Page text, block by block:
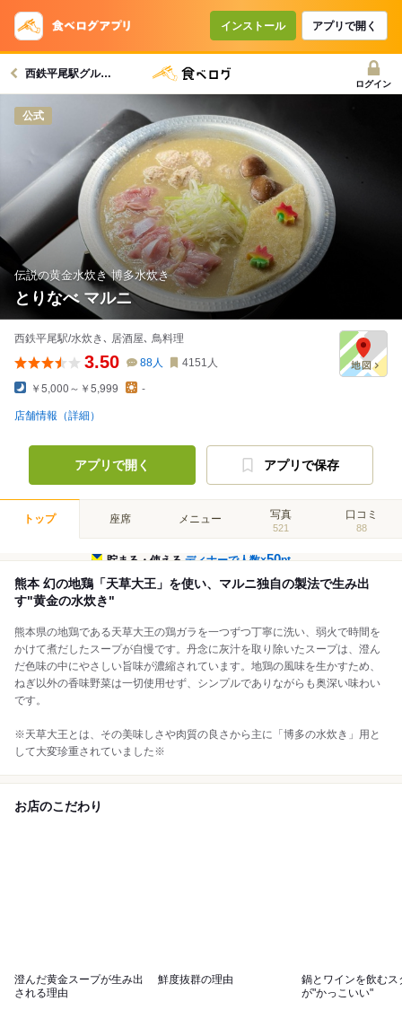
インストール アプリで開く
西鉄平尾駅グルメへ
ログイン
公式
伝説の黄金水炊き 博多水炊き
とりなべ マルニ
西鉄平尾駅/水炊き､ 居酒屋､ 鳥料理
3.50 88人 4151 人
￥5,000～￥5,999 -
店舗情報（詳細）
アプリで開く アプリで保存
トップ 座席 メニュー 写真
521
口コミ
88
貯まる・使えるディナーで人数×50pt
熊本 幻の地鶏「天草大王」を使い、マルニ独自の製法で生み出
す"黄金の水炊き"
熊本県の地鶏である天草大王の鶏ガラを一つずつ丁寧に洗い、弱火で時間を
かけて煮だしたスープが自慢です。丹念に灰汁を取り除いたスープは、澄ん
だ色味の中にやさしい旨味が濃縮されています。地鶏の風味を生かすため、
ねぎ以外の香味野菜は一切使用せず、シンプルでありながらも奥深い味わい
です。
※天草大王とは、その美味しさや肉質の良さから主に「博多の水炊き」用と
して大変珍重されていました※
お店のこだわり
澄んだ黄金スープが生み出
される理由
鮮度抜群の理由
鍋とワインを飲むス
が"かっこいい"